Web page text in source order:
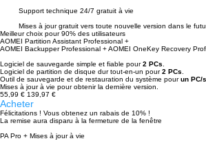
Support technique 24/7 gratuit à vie
Mises à jour gratuit vers toute nouvelle version dans le
Meilleur choix pour 90% des utilisateurs
AOMEI Partition Assistant Professional +
AOMEI Backupper Professional + AOMEI OneKey Recovery
Logiciel de sauvegarde simple et fiable pour2 PCs
Logiciel de partition de disque dur tout-en-un pour2 PCs
Outil de sauvegarde et de restauration du système pourun PC/
Mises à jour à vie pour obtenir la dernière version.
55,99 € 139,97 €
Acheter
Félicitations ! Vous obtenez un rabais de 10% !
La remise aura disparu à la fermeture de la fenêtre
PA Pro + Mises à jour à vie